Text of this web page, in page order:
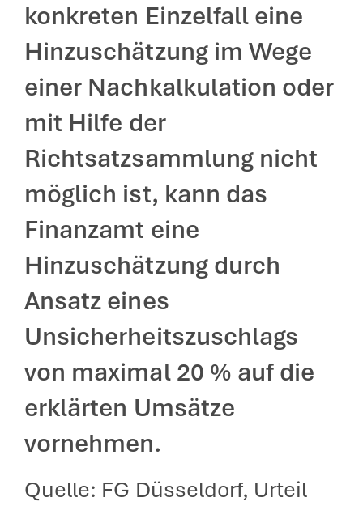
konkreten Einzelfall eine
Hinzuschätzung im Wege
einer Nachkalkulation oder
mit Hilfe der
Richtsatzsammlung nicht
möglich ist, kann das
Finanzamt eine
Hinzuschätzung durch
Ansatz eines
Unsicherheitszuschlags
von maximal 20 % auf die
erklärten Umsätze
vornehmen.
Quelle: FG Düsseldorf, Urteil